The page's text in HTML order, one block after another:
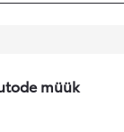
müük